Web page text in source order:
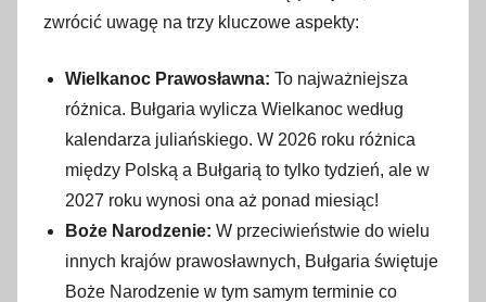
zwrócić uwagę na trzy kluczowe aspekty:
Wielkanoc Prawosławna: To najważniejsza
różnica. Bułgaria wylicza Wielkanoc według
kalendarza juliańskiego. W 2026 roku różnica
między Polską a Bułgarią to tylko tydzień, ale w
2027 roku wynosi ona aż ponad miesiąc!
Boże Narodzenie: W przeciwieństwie do wielu
innych krajów prawosławnych, Bułgaria świętuje
Boże Narodzenie w tym samym terminie co